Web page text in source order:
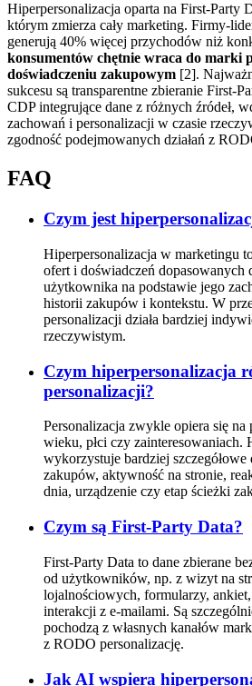
Hiperpersonalizacja oparta na First-Party
którym zmierza cały marketing. Firmy-
generują 40% więcej przychodów niż
konsumentów chętnie wraca do marki
doświadczeniu zakupowym [2].
sukcesu są transparentne zbieranie First-
CDP integrujące dane z różnych źródeł,
zachowań i personalizacji w czasie
zgodność podejmowanych działań z
FAQ
Czym jest
Hiperpersonalizacja w marketingu
ofert i doświadczeń dopasowanych
użytkownika na podstawie jego
historii zakupów i kontekstu. W
personalizacji działa bardziej
rzeczywistym.
Czym hiperpersonalizacja
personalizacji?
Personalizacja zwykle opiera się na
wieku, płci czy zainteresowaniach.
wykorzystuje bardziej szczegółowe
zakupów, aktywność na stronie,
dnia, urządzenie czy etap ścieżki
Czym są First-Party Data?
First-Party Data to dane zbierane
od użytkowników, np. z wizyt na
lojalnościowych, formularzy,
interakcji z e-mailami. Są
pochodzą z własnych kanałów
z RODO personalizację.
Jak AI wspiera